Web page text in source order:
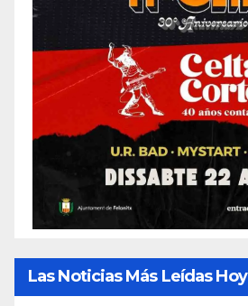
Las Noticias Más Leídas Hoy